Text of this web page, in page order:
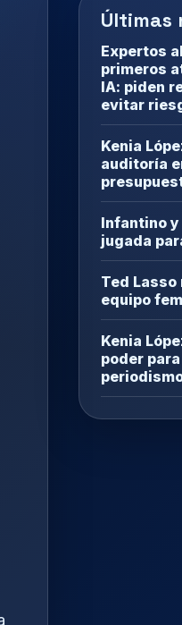
Últimas
Expertos
primeros
IA: piden
evitar
Kenia
auditoría
Infantino
jugada
Ted
equipo
Kenia
poder